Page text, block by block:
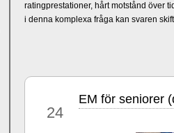
ratingprestationer, hårt motstånd över
i denna komplexa fråga kan svaren
24
EM för seniorer